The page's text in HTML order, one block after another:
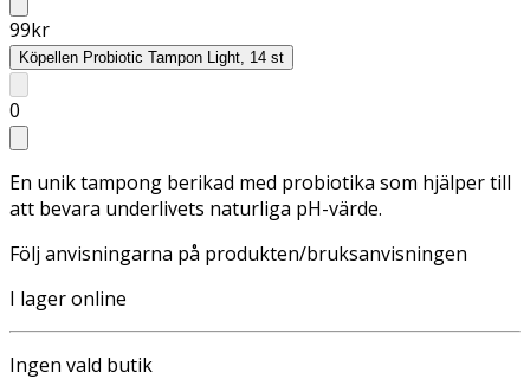
99kr
Köpellen Probiotic Tampon Light, 14 st
0
En unik tampong berikad med probiotika som hjälper till
att bevara underlivets naturliga pH-värde.
Följ anvisningarna på produkten/bruksanvisningen
I lager online
Ingen vald butik